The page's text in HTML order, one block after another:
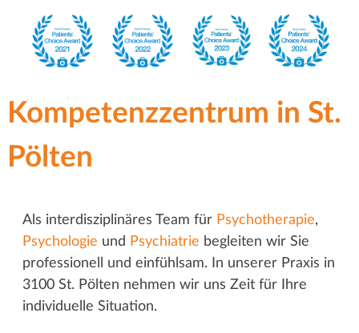
Kompetenz­zentrum in St.
Pölten
Als interdisziplinäres Team für Psychotherapie,
Psychologie und Psychiatrie begleiten wir Sie
professionell und einfühlsam. In unserer Praxis in
3100 St. Pölten nehmen wir uns Zeit für Ihre
individuelle Situation.